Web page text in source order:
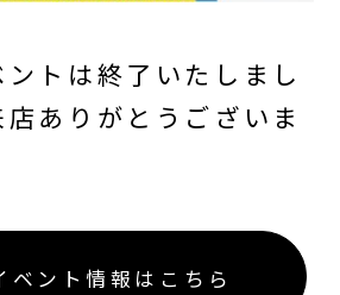
トは終了いたしまし
ありがとうございま
ベント情報はこちら